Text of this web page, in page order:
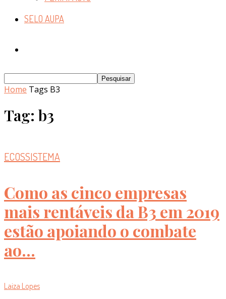
SELO AUPA
Home Tags B3
Tag: b3
ECOSSISTEMA
Como as cinco empresas
mais rentáveis da B3 em 2019
estão apoiando o combate
ao...
Laiza Lopes